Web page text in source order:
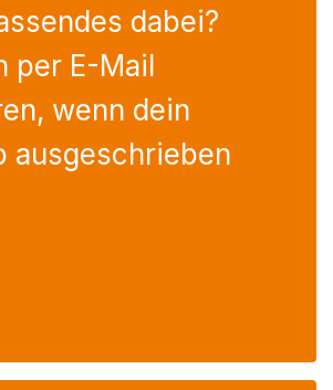
dabei?
per E-Mail
wenn dein
ausgeschrieben